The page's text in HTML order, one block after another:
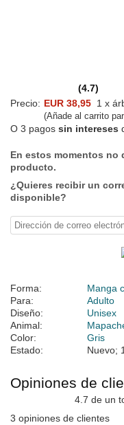
(4.7)
Precio: EUR 38,95 1 x
(Añade al carrito
O 3 pagos sin intereses
En estos momentos no
producto.
¿Quieres recibir un
disponible?
Forma:
Manga
Para:
Adulto
Diseño:
Unisex
Animal:
Color:
Gris
Estado:
Nuevo;
Opiniones de
4.7 de un
3 opiniones de clientes